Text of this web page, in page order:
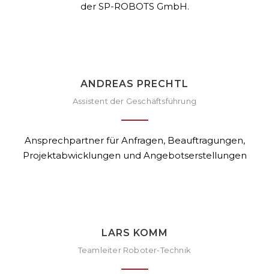
der SP-ROBOTS GmbH.
ANDREAS PRECHTL
Assistent der Geschäftsführung
Ansprechpartner für Anfragen, Beauftragungen,
Projektabwicklungen und Angebotserstellungen
LARS KOMM
Teamleiter Roboter-Technik